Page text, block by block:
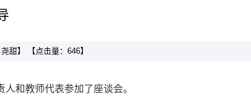
甜】 【点击量： 646】
和教师代表参加了座谈会。